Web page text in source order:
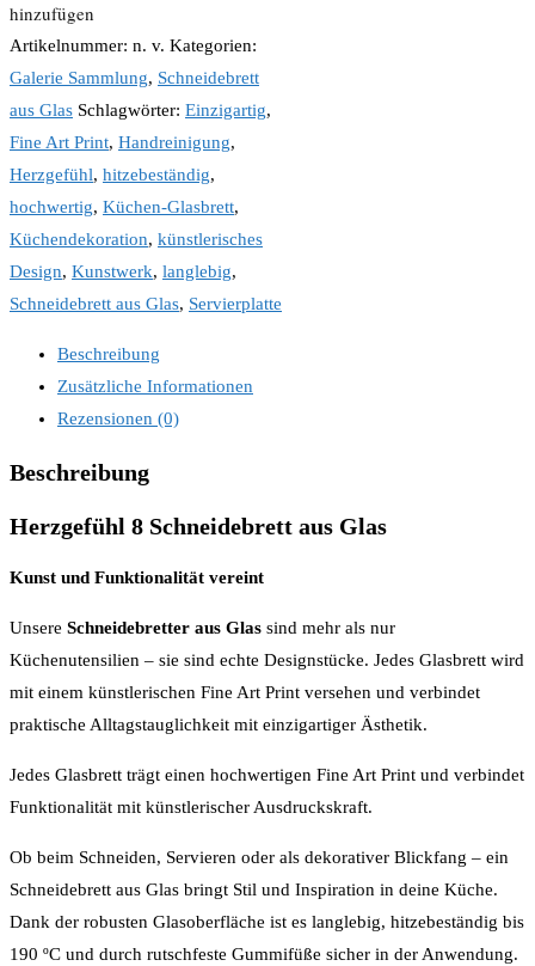
hinzufügen
Artikelnummer: n. v. Kategorien:
Galerie Sammlung, Schneidebrett
aus Glas Schlagwörter: Einzigartig,
Fine Art Print, Handreinigung,
Herzgefühl, hitzebeständig,
hochwertig, Küchen-Glasbrett,
Küchendekoration, künstlerisches
Design, Kunstwerk, langlebig,
Schneidebrett aus Glas, Servierplatte
Beschreibung
Zusätzliche Informationen
Rezensionen (0)
Beschreibung
Herzgefühl 8 Schneidebrett aus Glas
Kunst und Funktionalität vereint
Unsere Schneidebretter aus Glas sind mehr als nur
Küchenutensilien – sie sind echte Designstücke. Jedes Glasbrett wird
mit einem künstlerischen Fine Art Print versehen und verbindet
praktische Alltagstauglichkeit mit einzigartiger Ästhetik.
Jedes Glasbrett trägt einen hochwertigen Fine Art Print und verbindet
Funktionalität mit künstlerischer Ausdruckskraft.
Ob beim Schneiden, Servieren oder als dekorativer Blickfang – ein
Schneidebrett aus Glas bringt Stil und Inspiration in deine Küche.
Dank der robusten Glasoberfläche ist es langlebig, hitzebeständig bis
190 ºC und durch rutschfeste Gummifüße sicher in der Anwendung.